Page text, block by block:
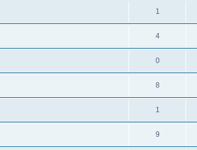
1
4
0
8
1
9